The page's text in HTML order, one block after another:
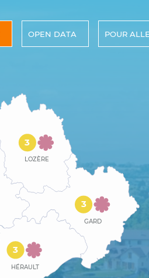
OPEN DATA POUR
3
GARD
3
LOZÈRE
3
HÉRAULT